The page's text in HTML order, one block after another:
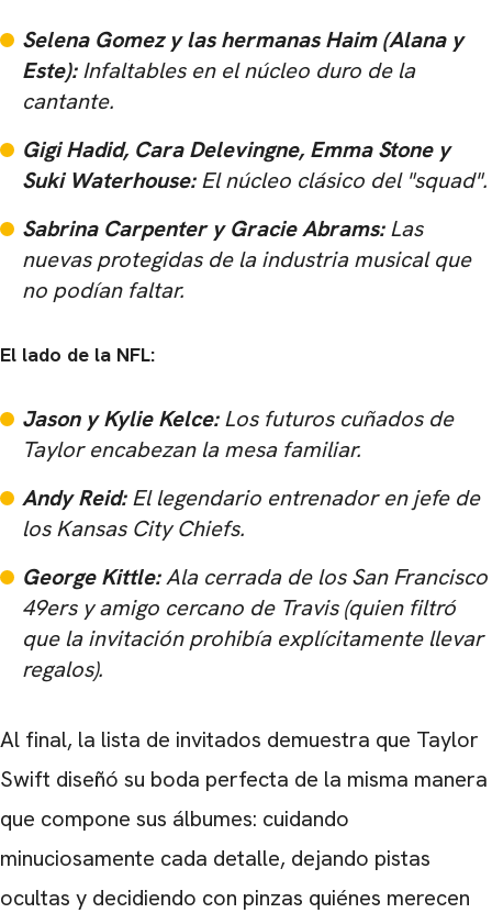
Selena Gomez y las hermanas Haim (Alana y
Este):Infaltables en el núcleo duro de la
cantante.
Gigi Hadid, Cara Delevingne, Emma Stone y
Suki Waterhouse:El núcleo clásico del "squad".
Sabrina Carpenter y Gracie Abrams:Las
nuevas protegidas de la industria musical que
no podían faltar.
El lado de la NFL:
Jason y Kylie Kelce:Los futuros cuñados de
Taylor encabezan la mesa familiar.
Andy Reid:El legendario entrenador en jefe de
los Kansas City Chiefs.
George Kittle:Ala cerrada de los San Francisco
49ers y amigo cercano de Travis (quien filtró
que la invitación prohibía explícitamente llevar
regalos).
Al final, la lista de invitados demuestra que Taylor
Swift diseñó su boda perfecta de la misma manera
que compone sus álbumes: cuidando
minuciosamente cada detalle, dejando pistas
ocultas y decidiendo con pinzas quiénes merecen